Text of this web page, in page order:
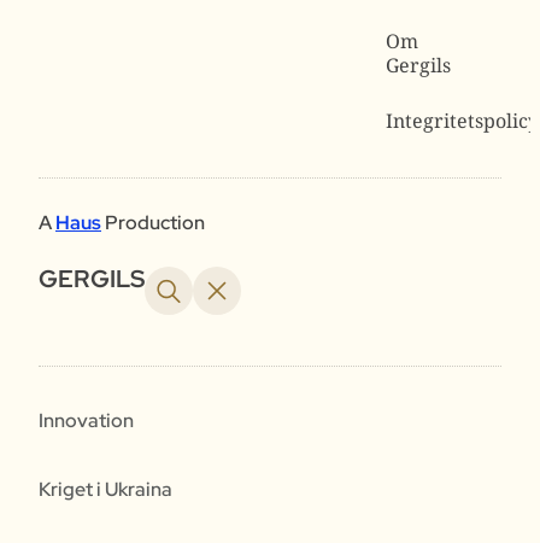
Om
Gergils
Integritetspolicy
AHausProduction
GERGILS
Innovation
Kriget i Ukraina